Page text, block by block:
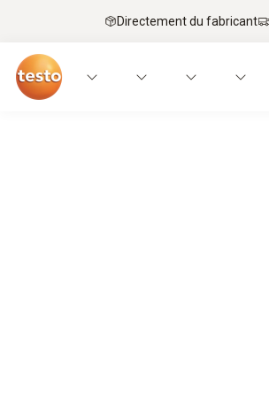
Directement du fabricant